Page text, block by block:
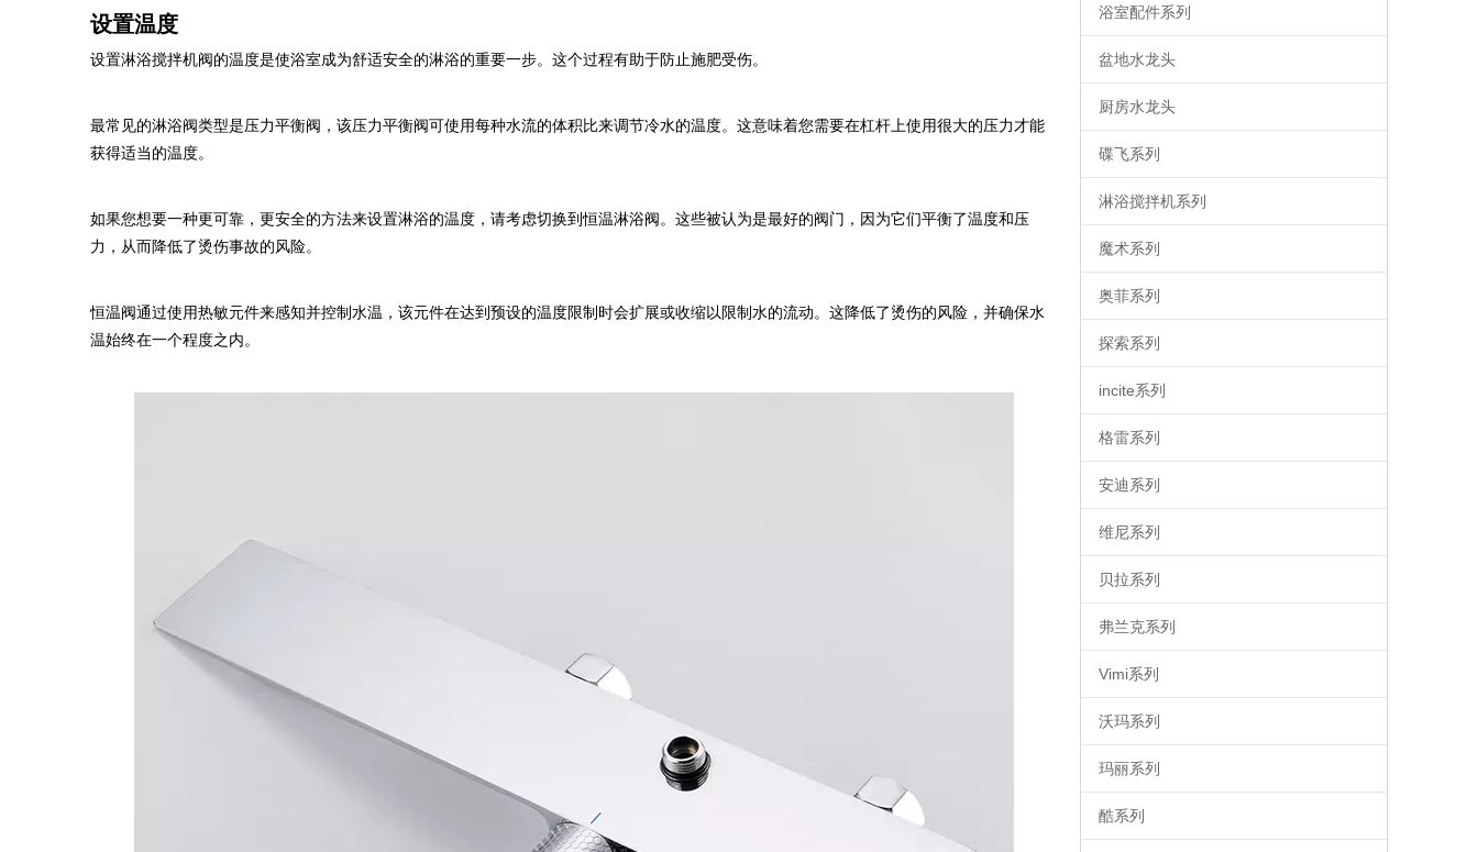
设置温度
设置淋浴搅拌机阀的温度是使浴室成为舒适安全的淋浴的重要一步。这个过程有助于防止施肥受伤。
最常见的淋浴阀类型是压力平衡阀，该压力平衡阀可使用每种水流的体积比来调节冷水的温度。这意味着您需要在杠杆上使用很大的压力才能
获得适当的温度。
如果您想要一种更可靠，更安全的方法来设置淋浴的温度，请考虑切换到恒温淋浴阀。这些被认为是最好的阀门，因为它们平衡了温度和压
力，从而降低了烫伤事故的风险。
恒温阀通过使用热敏元件来感知并控制水温，该元件在达到预设的温度限制时会扩展或收缩以限制水的流动。这降低了烫伤的风险，并确保水
温始终在一个程度之内。
浴室配件系列
盆地水龙头
厨房水龙头
碟飞系列
淋浴搅拌机系列
魔术系列
奥菲系列
探索系列
incite系列
格雷系列
安迪系列
维尼系列
贝拉系列
弗兰克系列
Vimi系列
沃玛系列
玛丽系列
酷系列